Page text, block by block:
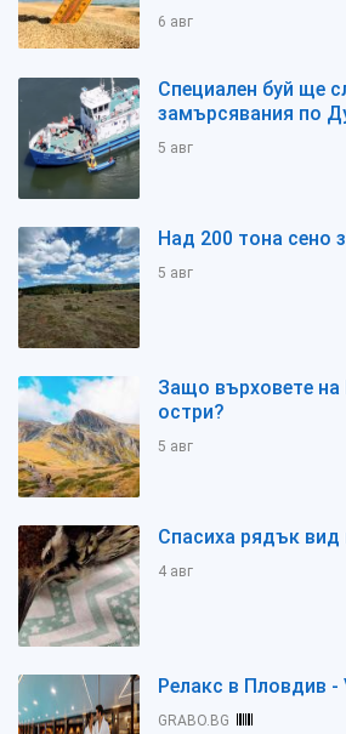
6 авг
Специален буй ще
замърсявания по
5 авг
Над 200 тона сено
5 авг
Защо върховете на
остри?
5 авг
Спасиха рядък вид
4 авг
Релакс в Пловдив -
GRABO.BG